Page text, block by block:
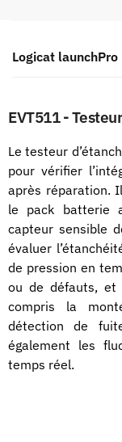
Logicat launchPro
EVT511 -
Le testeur
pour vérifier
après réparation.
le pack batterie
capteur sensible
évaluer
de pression en
ou de défauts,
compris la
détection de
également les
temps réel.